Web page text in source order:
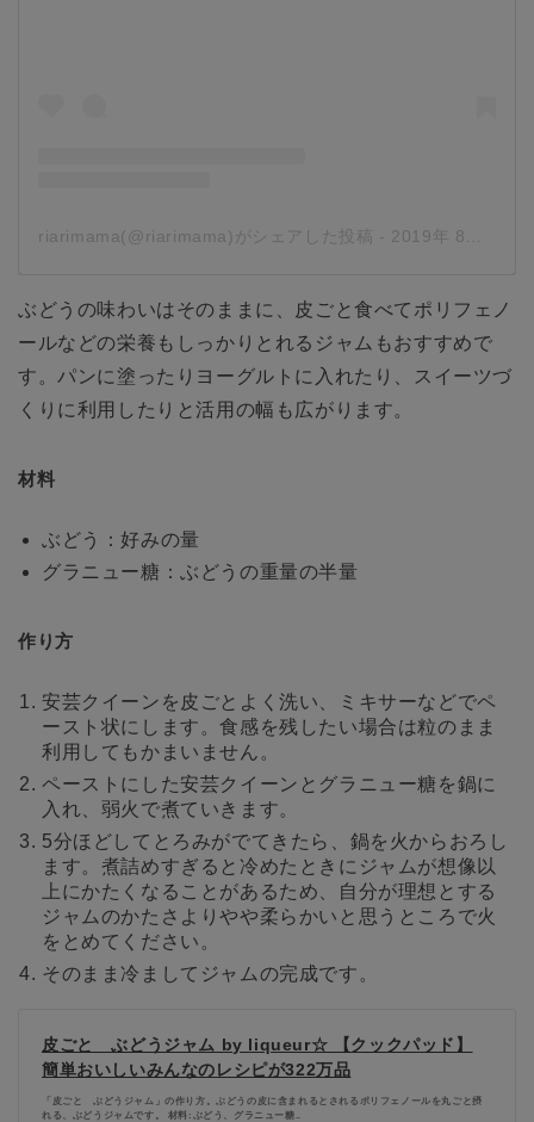
riarimama(@riarimama)がシェアした投稿 - 2019年 8月月29日午前5時29分PDT
ぶどうの味わいはそのままに、皮ごと食べてポリフェノ
ールなどの栄養もしっかりとれるジャムもおすすめで
す。パンに塗ったりヨーグルトに入れたり、スイーツづ
くりに利用したりと活用の幅も広がります。
材料
ぶどう：好みの量
グラニュー糖：ぶどうの重量の半量
作り方
安芸クイーンを皮ごとよく洗い、ミキサーなどでペ
ースト状にします。食感を残したい場合は粒のまま
利用してもかまいません。
ペーストにした安芸クイーンとグラニュー糖を鍋に
入れ、弱火で煮ていきます。
5分ほどしてとろみがでてきたら、鍋を火からおろし
ます。煮詰めすぎると冷めたときにジャムが想像以
上にかたくなることがあるため、自分が理想とする
ジャムのかたさよりやや柔らかいと思うところで火
をとめてください。
そのまま冷ましてジャムの完成です。
皮ごと ぶどうジャム by liqueur☆ 【クックパッド】
簡単おいしいみんなのレシピが322万品
「皮ごと ぶどうジャム」の作り方。ぶどうの皮に含まれるとされるポリフェノールを丸ごと摂
れる、ぶどうジャムです。 材料:ぶどう、グラニュー糖..